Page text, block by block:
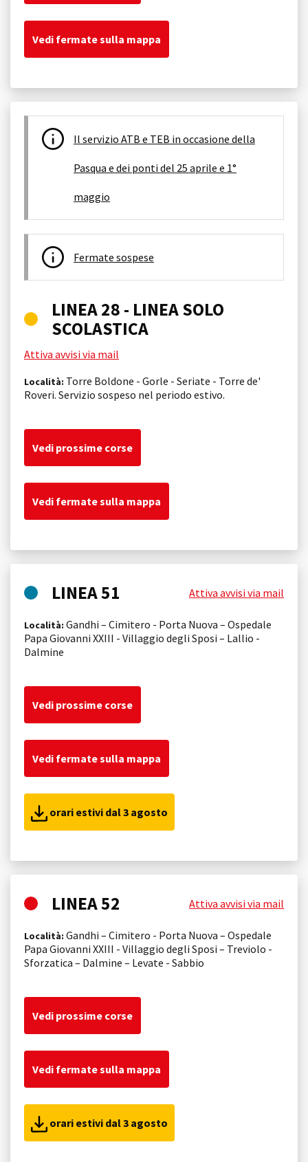
Vedi fermate sulla mappa
Il servizio ATB e TEB in occasione della
Pasqua e dei ponti del 25 aprile e 1°
maggio
Fermate sospese
LINEA 28 - LINEA SOLO
SCOLASTICA
Attiva avvisi via mail
Località: Torre Boldone - Gorle - Seriate - Torre de'
Roveri. Servizio sospeso nel periodo estivo.
Vedi prossime corse
Vedi fermate sulla mappa
LINEA 51 Attiva avvisi via mail
Località: Gandhi – Cimitero - Porta Nuova – Ospedale
Papa Giovanni XXIII - Villaggio degli Sposi – Lallio -
Dalmine
Vedi prossime corse
Vedi fermate sulla mappa
orari estivi dal 3 agosto
LINEA 52 Attiva avvisi via mail
Località: Gandhi – Cimitero - Porta Nuova – Ospedale
Papa Giovanni XXIII - Villaggio degli Sposi – Treviolo -
Sforzatica – Dalmine – Levate - Sabbio
Vedi prossime corse
Vedi fermate sulla mappa
orari estivi dal 3 agosto